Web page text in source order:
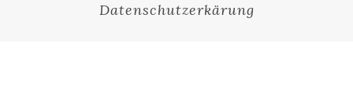
Datenschutzerkärung